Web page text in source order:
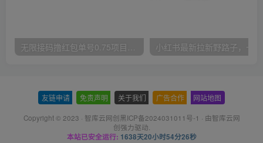
无限接码撸红包单号0.75项目无偿分享给你【揭秘】
友链申请 免责声明 关于我们 广告合作 网站地图
Copyright © 2023 · 智库云网创黑ICP备2024031011号-1 · 由智库云网
创强力驱动.
本站已安全运行: 1638天20小时54分27秒